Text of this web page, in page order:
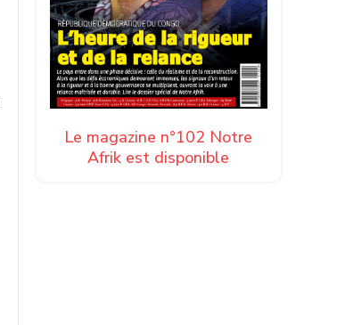
Le magazine n°102 Notre
Afrik est disponible